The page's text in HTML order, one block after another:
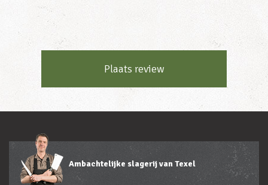
Plaats review
Ambachtelijke slagerij van Texel